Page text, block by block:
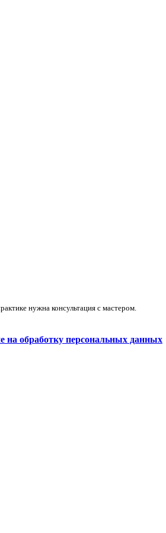
нужна консультация с мастером.
на обработку персональных данных